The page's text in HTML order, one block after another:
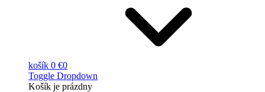
košík 0 €0
Toggle Dropdown
Košík je prázdny